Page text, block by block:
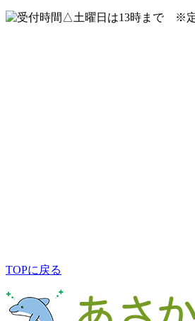
△土曜日は13時まで ※定
TOPに戻る